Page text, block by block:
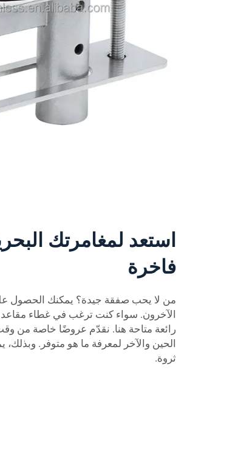
استعد لمغامرتك
فاخرة
من لا يحب صفقة جيدة؟ يمكنك الحصول
الآخرون. سواء كنت ترغب في غطاء
رائعة متاحة هنا. نقدّم عروضًا خاصة من
الحين والآخر لمعرفة ما هو متوفر. وبذلك،
ثروة.